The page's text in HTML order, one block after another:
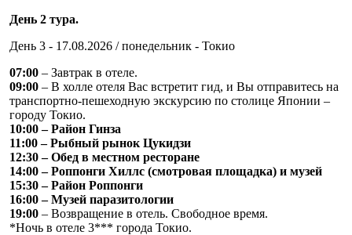
День 2 тура.
День 3 - 17.08.2026 / понедельник - Токио
07:00 – Завтрак в отеле.
09:00 – В холле отеля Вас встретит гид, и Вы отправитесь на
транспортно-пешеходную экскурсию по столице Японии –
городу Токио.
10:00 – Район Гинза
11:00 – Рыбный рынок Цукидзи
12:30 – Обед в местном ресторане
14:00 – Роппонги Хиллс (смотровая площадка) и музей
15:30 – Район Роппонги
16:00 – Музей паразитологии
19:00 – Возвращение в отель. Свободное время.
*Ночь в отеле 3*** города Токио.